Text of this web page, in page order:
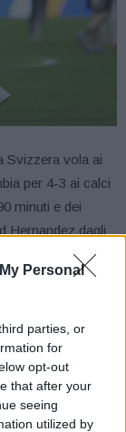
Personal
parties, or
for
opt-out
that after your
seeing
utilized by
Svizzera vola ai
per 4-3 ai calci
minuti e dei
Hernandez dagli
da Akanji. Ora
del successo in
rimanendo
che trovano la
conclusione a
sfera. La palla
entra in area